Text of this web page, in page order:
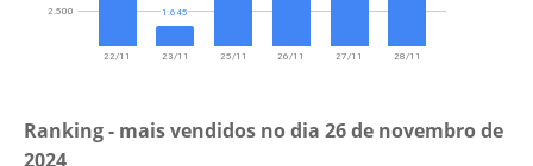
Ranking - mais vendidos no dia 26de novembro de
2024